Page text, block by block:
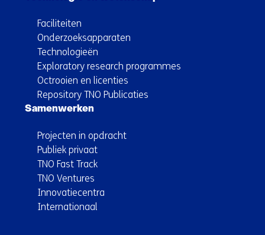
Faciliteiten
Onderzoeksapparaten
Technologieën
Exploratory research programmes
Octrooien en licenties
Repository TNO Publicaties
Samenwerken
Projecten in opdracht
Publiek privaat
TNO Fast Track
TNO Ventures
Innovatiecentra
Internationaal